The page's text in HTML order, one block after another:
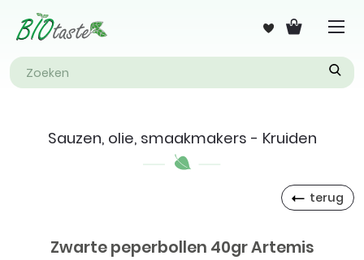
Sauzen, olie, smaakmakers - Kruiden
terug
Zwarte peperbollen 40gr Artemis